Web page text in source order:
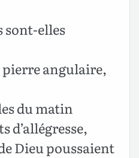
sont-elles
pierre angulaire,
du matin
d’allégresse,
Dieu poussaient